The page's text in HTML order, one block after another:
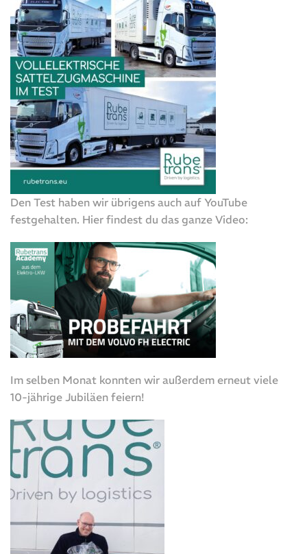
Den Test haben wir übrigens auch auf YouTube
festgehalten. Hier findest du das ganze Video:
Im selben Monat konnten wir außerdem erneut viele
10-jährige Jubiläen feiern!